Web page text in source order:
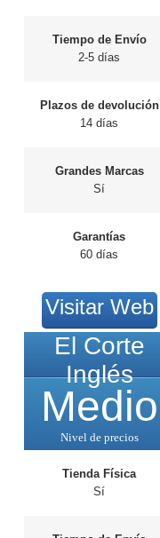
Tiempo de Envío
2-5 días
Plazos de devolución
14 días
Grandes Marcas
Sí
Garantías
60 días
Visitar Web
El Corte
Inglés
Medio
Nivel de precios
Tienda Física
Sí